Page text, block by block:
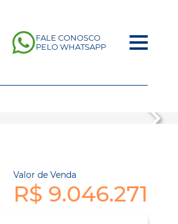
FALE CONOSCO
PELO WHATSAPP
Valor de Venda
R$ 9.046.271